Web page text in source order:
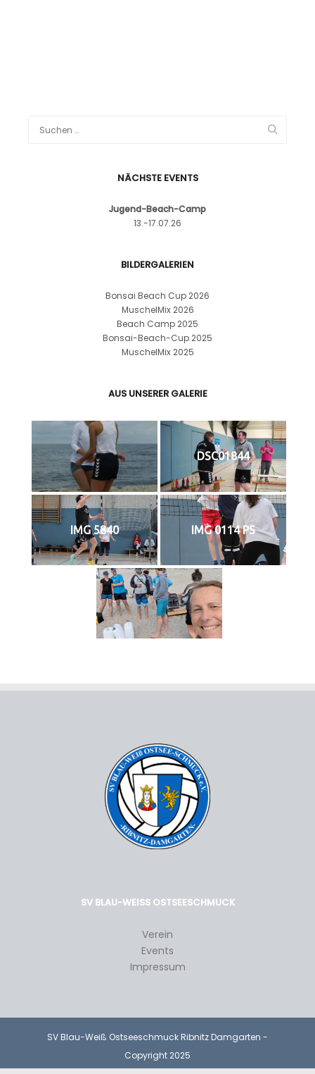
NÄCHSTE EVENTS
Jugend-Beach-Camp
13.-17.07.26
BILDERGALERIEN
Bonsai Beach Cup 2026
MuschelMix 2026
Beach Camp 2025
Bonsai-Beach-Cup 2025
MuschelMix 2025
AUS UNSERER GALERIE
DSC01844
IMG 5840 IMG 0114 PS
SV BLAU-WEISS OSTSEESCHMUCK
Verein
Events
Impressum
SV Blau-Weiß Ostseeschmuck Ribnitz Damgarten -
Copyright 2025